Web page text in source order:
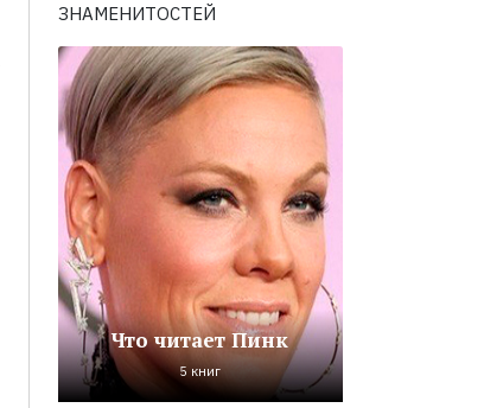
ЗНАМЕНИТОСТЕЙ
Что читает Пинк
5 книг